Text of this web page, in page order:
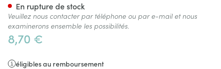
8,70 €
éligibles au remboursement
En rupture de stock
Veuillez nous contacter par téléphone ou par e-mail et nous
examinerons ensemble les possibilités.